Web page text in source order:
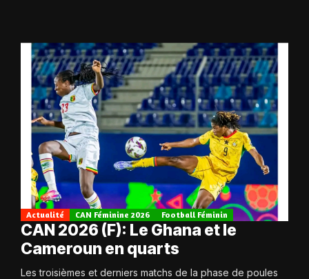
Actualité CAN Féminine 2026 Football Féminin
CAN 2026 (F): Le Ghana et le
Cameroun en quarts
Les troisièmes et derniers matchs de la phase de poules